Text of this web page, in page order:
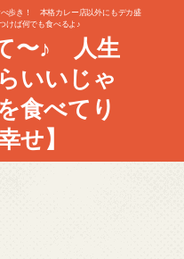
歩き！ 本格カレー店以外にもデカ盛
けば何でも食べるよ♪
〜♪ 人生
いいじゃ
食べてり
せ】